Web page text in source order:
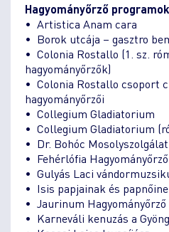
Hagyományőrző
• Artistica Anam cara
• Borok utcája – gasztro
• Colonia Rostallo (1. sz.
hagyományőrzők)
• Colonia Rostallo csoport
hagyományőrzői
• Collegium Gladiatorium
• Collegium Gladiatorium
• Dr. Bohóc
• Fehérlófia
• Gulyás Laci
• Isis papjainak és
• Jaurinum Hagyományőrző
• Karneváli kenuzás a